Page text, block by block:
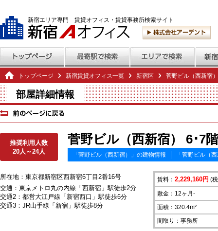
新宿エリア専門 賃貸オフィス・賃貸事務所検索サイト
トップページ 新宿賃貸オフィス一覧 新宿区 菅野ビル（西新宿）
部屋詳細情報
推奨利用人数
20人～24人
菅野ビル（西新宿） 6･7階
「菅野ビル（西新宿）」の建物情報 「菅野ビル（
所在地：東京都新宿区西新宿6丁目2番16号
交通：東京メトロ丸の内線「西新宿」駅徒歩2分
交通2：都営大江戸線「新宿西口」駅徒歩6分
交通3：JR山手線「新宿」駅徒歩8分
賃料： 2,229,160円 (
敷金：12ヶ月-
面積：320.4m²
間取り：事務所